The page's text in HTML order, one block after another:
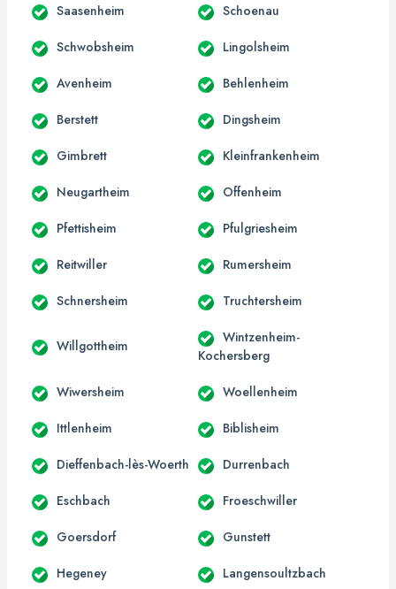
Saasenheim Schoenau
Schwobsheim Lingolsheim
Avenheim Behlenheim
Berstett Dingsheim
Gimbrett Kleinfrankenheim
Neugartheim Offenheim
Pfettisheim Pfulgriesheim
Reitwiller Rumersheim
Schnersheim Truchtersheim
Willgottheim
Wintzenheim-
Kochersberg
Wiwersheim Woellenheim
Ittlenheim Biblisheim
Dieffenbach-lès-Woerth Durrenbach
Eschbach Froeschwiller
Goersdorf Gunstett
Hegeney Langensoultzbach